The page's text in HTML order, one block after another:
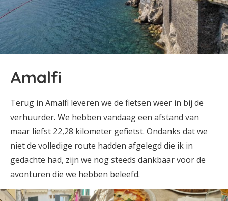
Amalfi
Terug in Amalfi leveren we de fietsen weer in bij de
verhuurder. We hebben vandaag een afstand van
maar liefst 22,28 kilometer gefietst. Ondanks dat we
niet de volledige route hadden afgelegd die ik in
gedachte had, zijn we nog steeds dankbaar voor de
avonturen die we hebben beleefd.